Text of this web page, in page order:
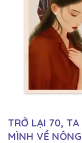
TRỞ LẠI 70,
MÌNH VỀ